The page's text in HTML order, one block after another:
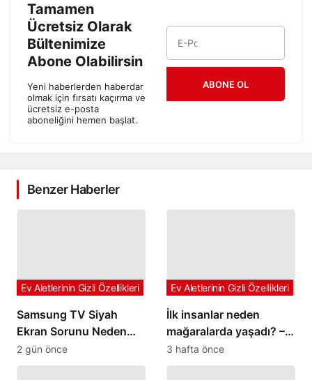
Tamamen
Ücretsiz Olarak
Bültenimize
Abone Olabilirsin
Yeni haberlerden haberdar
olmak için fırsatı kaçırma ve
ücretsiz e-posta
aboneliğini hemen başlat.
ABONE OL
Benzer Haberler
Samsung TV Siyah
Ekran Sorunu Neden
Olur
Ev Aletlerinin Gizli Özellikleri
2 gün önce
İlk insanlar neden
mağaralarda yaşadı? –
Neyinnesi araştırıyor
Ev Aletlerinin Gizli Özellikleri
3 hafta önce